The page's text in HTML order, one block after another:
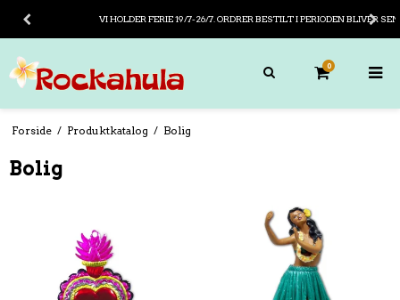
GRATIS FRAGT PÅ KØB OVER 799,- ( I DANMARK)
0
Forside / Produktkatalog / Bolig
Bolig